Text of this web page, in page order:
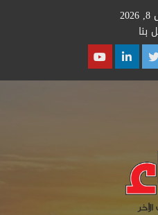
بنا
Twitter
Linkedin
Youtube